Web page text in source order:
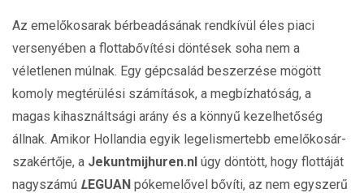
Az emelőkosarak bérbeadásának rendkívül éles piaci
versenyében a flottabővítési döntések soha nem a
véletlenen múlnak. Egy gépcsalád beszerzése mögött
komoly megtérülési számítások, a megbízhatóság, a
magas kihasználtsági arány és a könnyű kezelhetőség
állnak. Amikor Hollandia egyik legelismertebb emelőkosár-
szakértője, a Jekuntmijhuren.nl úgy döntött, hogy flottáját
nagyszámú LEGUAN pókemelővel bővíti, az nem egyszerű